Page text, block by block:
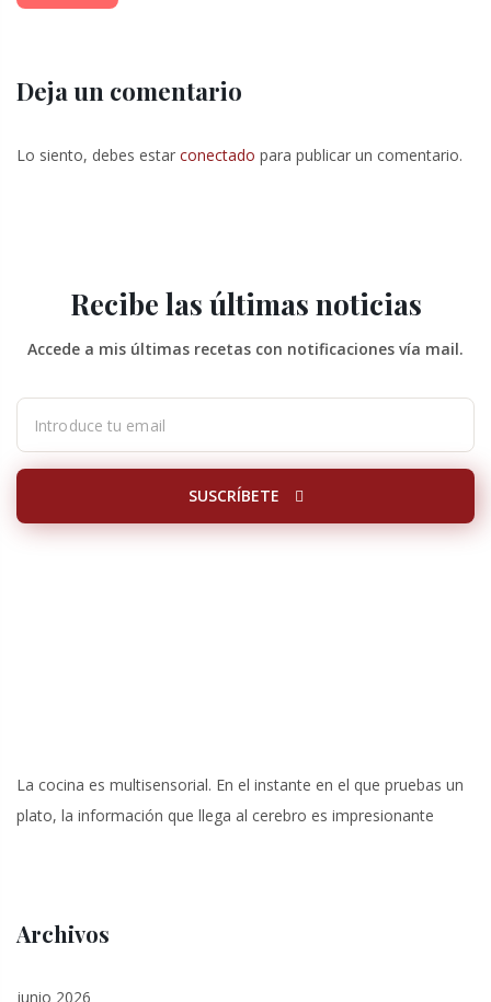
Deja un comentario
Lo siento, debes estar conectado para publicar un comentario.
Recibe las últimas noticias
Accede a mis últimas recetas con notificaciones vía mail.
SUSCRÍBETE
La cocina es multisensorial. En el instante en el que pruebas un
plato, la información que llega al cerebro es impresionante
Archivos
junio 2026